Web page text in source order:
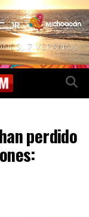
perdido